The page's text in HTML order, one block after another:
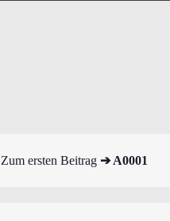
Zum ersten Beitrag ➔ A0001